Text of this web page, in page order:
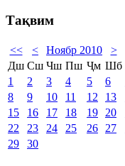
Тақвим
<< < Ноябр 2010 >
Дш Сш Чш Пш Ҷм Шб
1
2 3 4 5 6
8
9 10 11 12 13
15
16 17 18 19 20
22
23 24 25 26 27
29
30